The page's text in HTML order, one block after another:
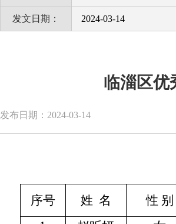
发文日期： 2024-03-14
临淄区优
发布日期：2024-03-14
序号 姓 名
性 别